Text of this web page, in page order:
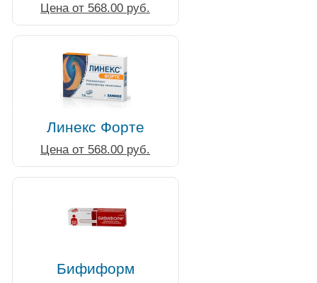
Цена от 568.00 руб.
Линекс Форте
Цена от 568.00 руб.
Бифиформ